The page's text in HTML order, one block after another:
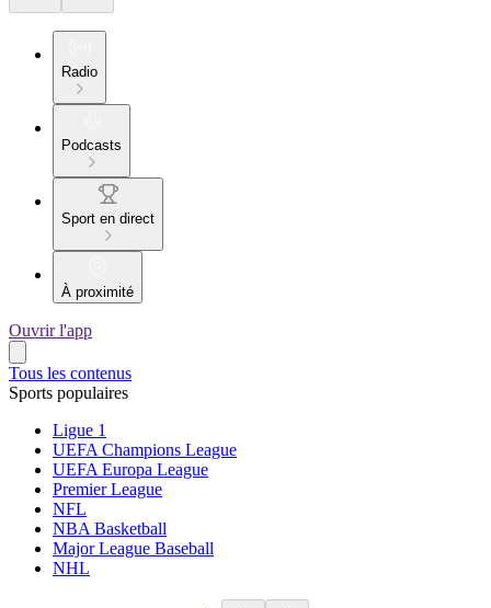
Radio
Podcasts
Sport en direct
À proximité
Ouvrir l'app
Tous les contenus
Sports populaires
Ligue 1
UEFA Champions League
UEFA Europa League
Premier League
NFL
NBA Basketball
Major League Baseball
NHL